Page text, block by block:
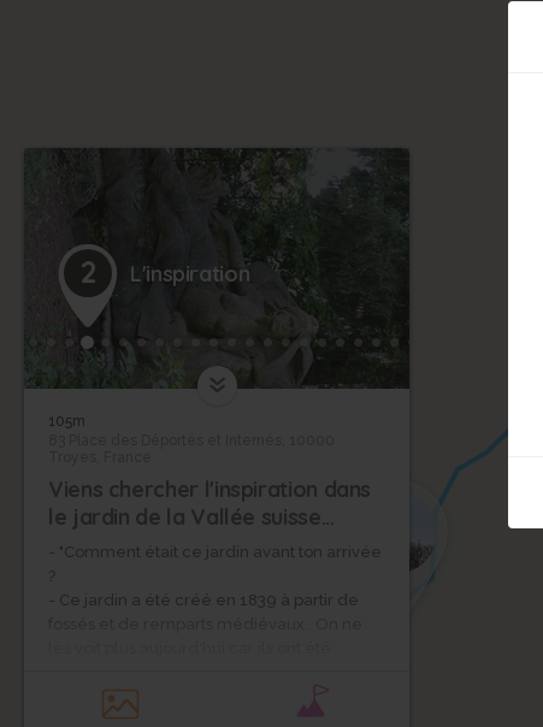
2 L'inspiration
105m
Viens chercher l'inspiration dans
le jardin de la Vallée suisse...
- "Comment était ce jardin avant ton arrivée
?
- Ce jardin a été créé en 1839 à partir de
- Pourquoi l'avoir appelée la "Vallée
suisse" ?